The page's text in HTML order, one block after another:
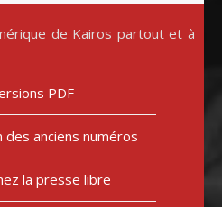
de Kairos partout et à
PDF
des anciens numéros
la presse libre